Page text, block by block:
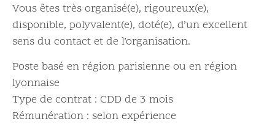
Vous êtes très organisé(e), rigoureux(e),
disponible, polyvalent(e), doté(e), d’un excellent
sens du contact et de l’organisation.
Poste basé en région parisienne ou en région
lyonnaise
Type de contrat : CDD de 3 mois
Rémunération : selon expérience